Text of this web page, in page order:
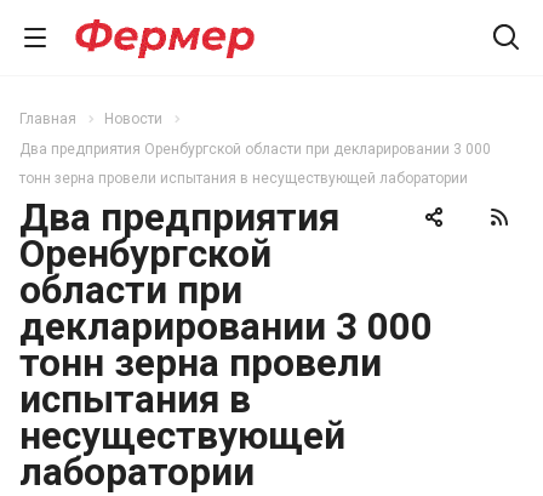
Главная
Новости
Два предприятия Оренбургской области при декларировании 3 000
тонн зерна провели испытания в несуществующей лаборатории
Два предприятия
Оренбургской
области при
декларировании 3 000
тонн зерна провели
испытания в
несуществующей
лаборатории